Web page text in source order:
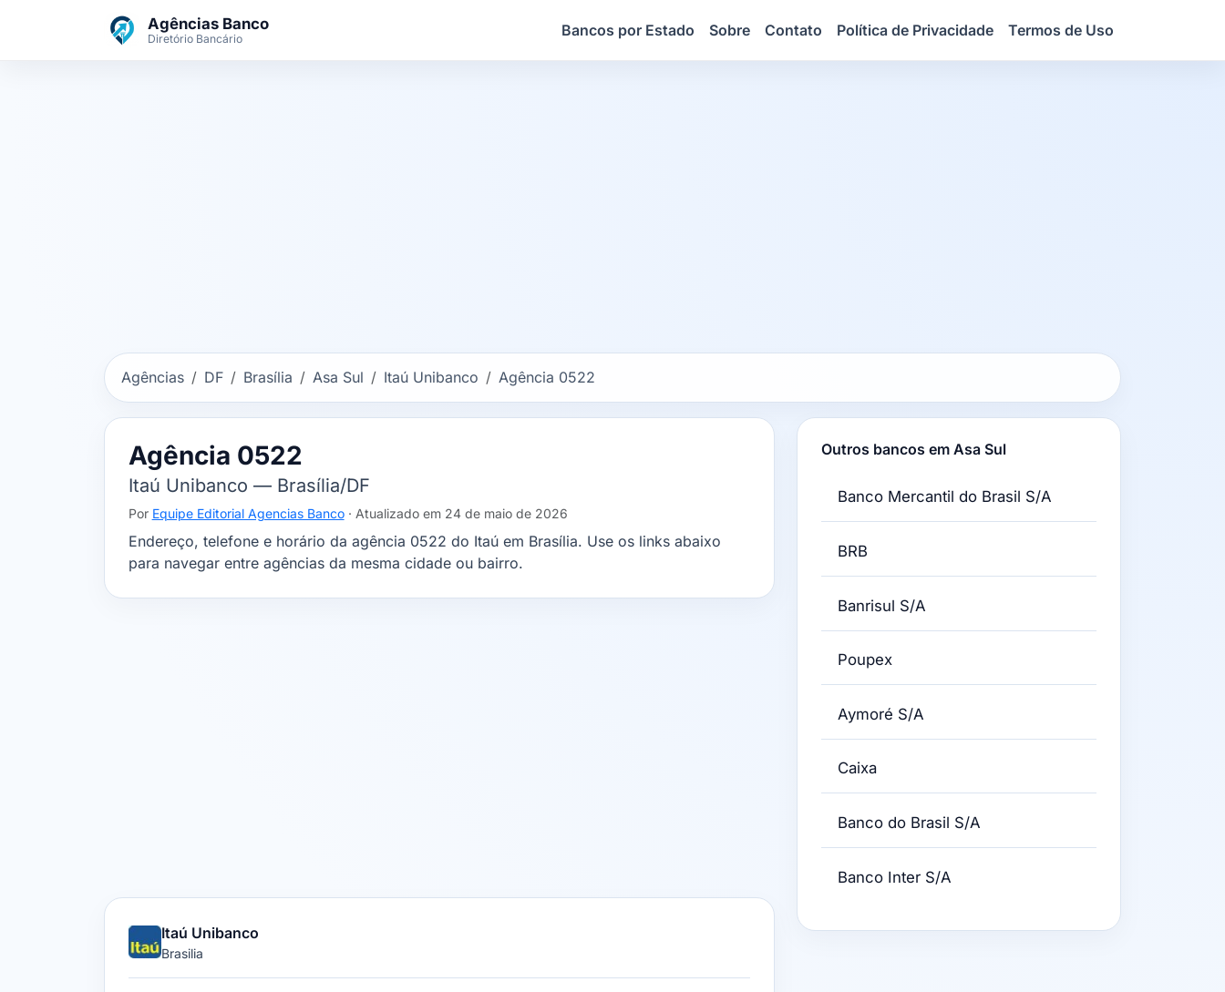
Agências Banco
Diretório Bancário Bancos por Estado Sobre Contato Política de Privacidade Termos de Uso
Agências DF Brasília Asa Sul Itaú Unibanco Agência 0522
Agência 0522
Itaú Unibanco — Brasília/DF
Por Equipe Editorial Agencias Banco· Atualizado em 24 de maio de 2026
Endereço, telefone e horário da agência 0522 do Itaú em Brasília. Use os links abaixo
para navegar entre agências da mesma cidade ou bairro.
Itaú Unibanco
Brasilia
Outros bancos em Asa Sul
Banco Mercantil do Brasil S/A
BRB
Banrisul S/A
Poupex
Aymoré S/A
Caixa
Banco do Brasil S/A
Banco Inter S/A